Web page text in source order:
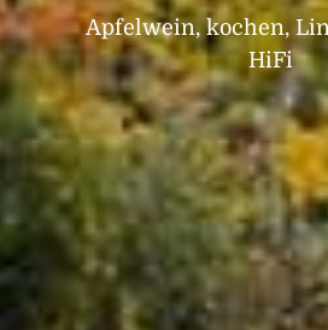
Apfelwein, kochen,
HiFi